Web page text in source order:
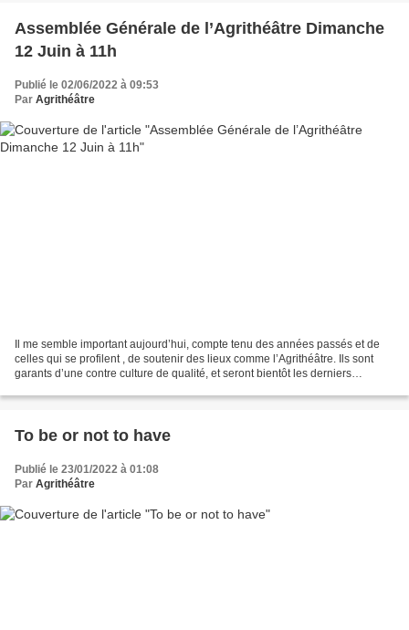
Assemblée Générale de l’Agrithéâtre Dimanche
12 Juin à 11h
Publié le 02/06/2022 à 09:53
Par Agrithéâtre
Il me semble important aujourd’hui, compte tenu des années passés et de
celles qui se profilent , de soutenir des lieux comme l’Agrithéâtre. Ils sont
garants d’une contre culture de qualité, et seront bientôt les derniers
To be or not to have
Publié le 23/01/2022 à 01:08
Par Agrithéâtre